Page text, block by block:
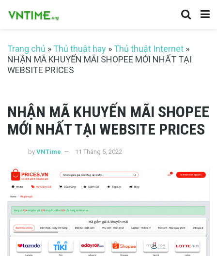
Trang chủ » Thủ thuật hay » Thủ thuật Internet »
NHẬN MÃ KHUYẾN MÃI SHOPEE MỚI NHẤT TẠI
WEBSITE PRICES
NHẬN MÃ KHUYẾN MÃI SHOPEE
MỚI NHẤT TẠI WEBSITE PRICES
by VNTime 11 Tháng 5, 2022